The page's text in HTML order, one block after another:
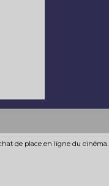
de place en ligne du cinéma.